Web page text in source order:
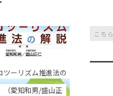
子
ーレポート集
桑ノ木山ルート（森歩
き）
戦跡資料・情報編
夜明山戦跡群
史跡・碑
光･学習
全ツアーメニュー
参加の皆様へ
ツーリズム推進法の
（愛知和男/盛山正